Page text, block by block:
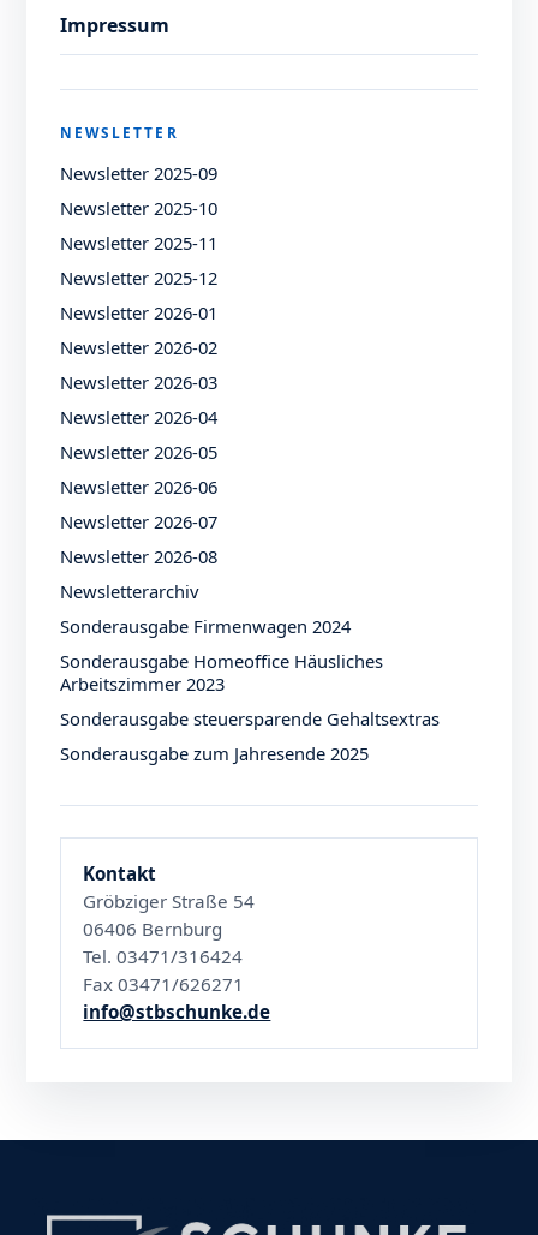
Impressum
NEWSLETTER
Newsletter 2025-09
Newsletter 2025-10
Newsletter 2025-11
Newsletter 2025-12
Newsletter 2026-01
Newsletter 2026-02
Newsletter 2026-03
Newsletter 2026-04
Newsletter 2026-05
Newsletter 2026-06
Newsletter 2026-07
Newsletter 2026-08
Newsletterarchiv
Sonderausgabe Firmenwagen 2024
Sonderausgabe Homeoffice Häusliches
Arbeitszimmer 2023
Sonderausgabe steuersparende Gehaltsextras
Sonderausgabe zum Jahresende 2025
Kontakt
Gröbziger Straße 54
06406 Bernburg
Tel. 03471/316424
Fax 03471/626271
info@stbschunke.de